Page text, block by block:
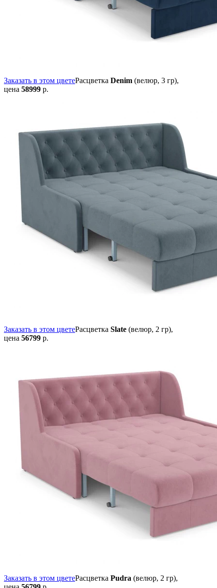
Заказать в этом цветеРасцветка Denim (велюр, 3 гр),
цена 58999 р.
Заказать в этом цветеРасцветка Slate (велюр, 2 гр),
цена 56799 р.
Заказать в этом цветеРасцветка Pudra (велюр, 2 гр),